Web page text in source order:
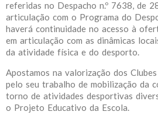
referidas no Despacho n.º 7638, de
articulação com o Programa do
haverá continuidade no acesso à
em articulação com as dinâmicas
da atividade física e do desporto.
Apostamos na valorização dos
pelo seu trabalho de mobilização da
torno de atividades desportivas
o Projeto Educativo da Escola.